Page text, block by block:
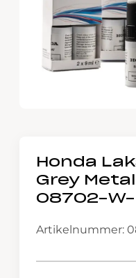
Honda
Grey
08702-W-
Artikelnummer: